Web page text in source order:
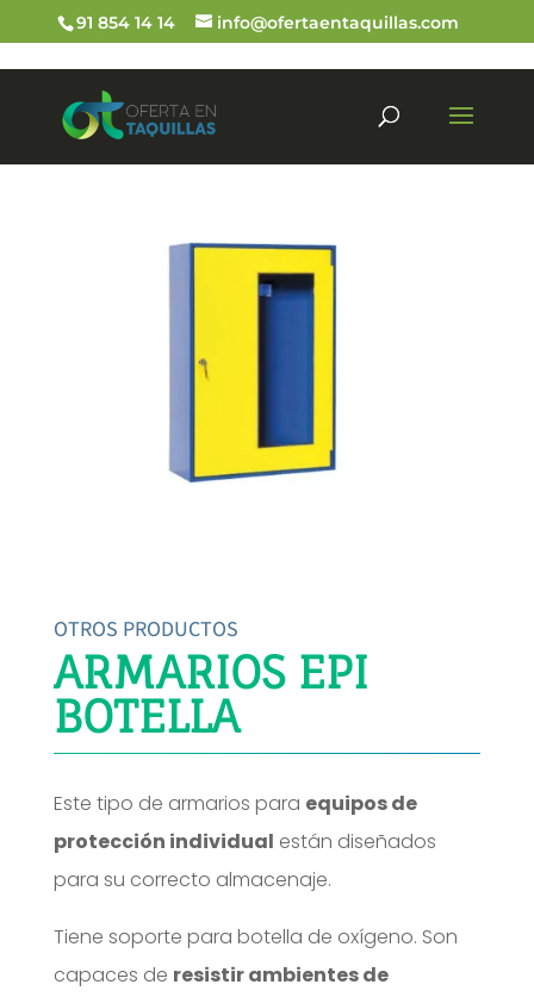
91 854 14 14 info@ofertaentaquillas.com
OTROS PRODUCTOS
ARMARIOS EPI
BOTELLA
Este tipo de armarios para equipos de
protección individual están diseñados
para su correcto almacenaje.
Tiene soporte para botella de oxígeno. Son
capaces de resistir ambientes de